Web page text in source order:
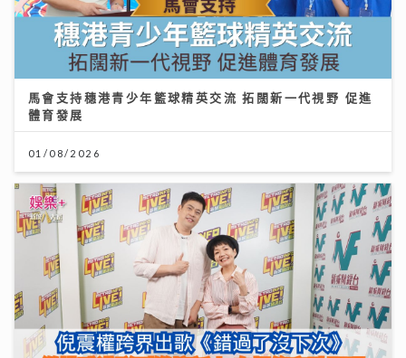
馬會支持穗港青少年籃球精英交流 拓闊新一代視野 促進
體育發展
01/08/2026